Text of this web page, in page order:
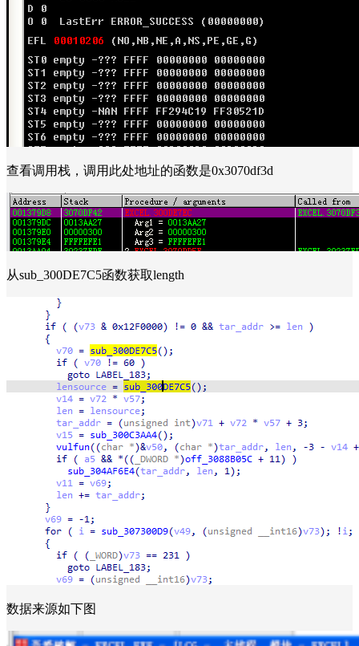
查看调用栈，调用此处地址的函数是0x3070df3d
从sub_300DE7C5函数获取length
数据来源如下图